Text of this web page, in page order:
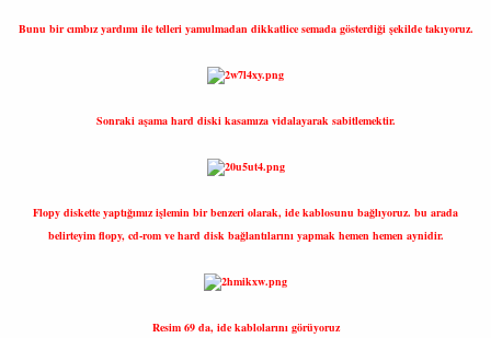
Bunu bir cımbız yardımı ile telleri yamulmadan dikkatlice semada gösterdiği şekilde takıyoruz.
Sonraki aşama hard diski kasamıza vidalayarak sabitlemektir.
Flopy diskette yaptığımız işlemin bir benzeri olarak, ide kablosunu bağlıyoruz. bu arada
belirteyim flopy, cd-rom ve hard disk bağlantılarını yapmak hemen hemen aynidir.
Resim 69 da, ide kablolarını görüyoruz